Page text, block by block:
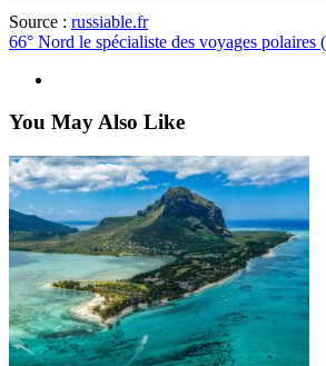
Source : russiable.fr
66° Nord le spécialiste des voyages polaires
You May Also Like